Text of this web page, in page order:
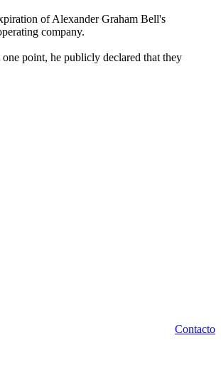
of Alexander Graham Bell's
company.
point, he publicly declared that they
Contacto